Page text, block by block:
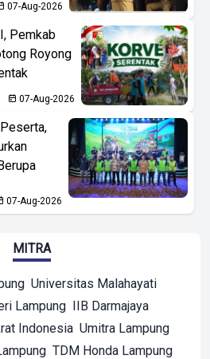
07-Aug-2026
Pemkab
Royong
07-Aug-2026
07-Aug-2026
MITRA
Universitas Malahayati
Lampung IIB Darmajaya
Indonesia Umitra Lampung
TDM Honda Lampung